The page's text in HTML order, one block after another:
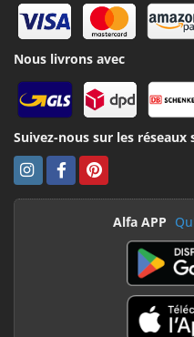
Nous livrons avec
Suivez-nous sur les réseaux
Alfa APP